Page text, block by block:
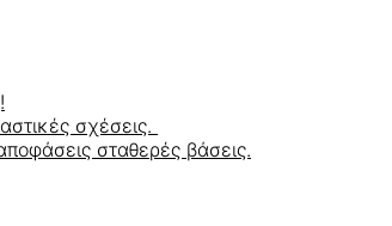
σχέσεις.
σταθερές βάσεις.